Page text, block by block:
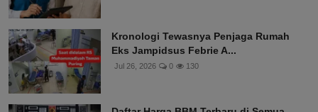
Kronologi Tewasnya Penjaga Rumah
Eks Jampidsus Febrie A...
Jul 26, 2026 0 130